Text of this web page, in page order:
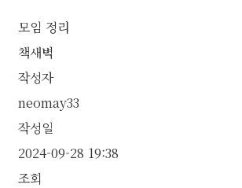
모임 정리
책새벽
작성자
neomay33
작성일
2024-09-28 19:38
조회